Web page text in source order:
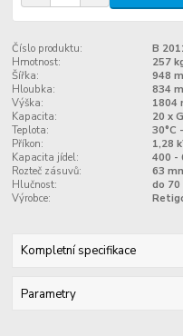
Číslo produktu:
B
Hmotnost:
257
Šířka:
948
Hloubka:
834
Výška:
1804
Kapacita:
20 x
Teplota:
30°C
Příkon:
1,28
Kapacita jídel:
400 -
Rozteč zásuvů:
63
Hlučnost:
do 70
Výrobce:
Kompletní specifikace
Parametry